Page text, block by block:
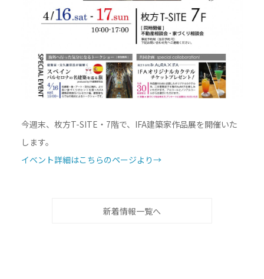
今週末、枚方T-SITE・7階で、IFA建築家作品展を開催いた
します。
イベント詳細はこちらのページより→
新着情報一覧へ